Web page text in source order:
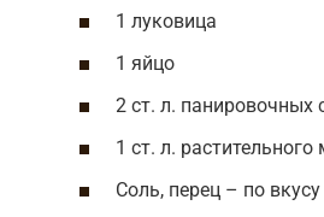
1 луковица
1 яйцо
2 ст. л. панировочных
1 ст. л. растительного
Соль, перец – по вкусу